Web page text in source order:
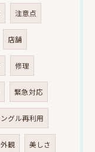
注意点
店舗
修理
緊急対応
グル再利用
外観 美しさ